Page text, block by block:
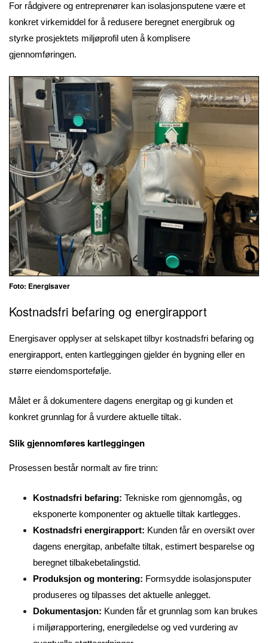
For rådgivere og entreprenører kan isolasjonsputene være et
konkret virkemiddel for å redusere beregnet energibruk og
styrke prosjektets miljøprofil uten å komplisere
gjennomføringen.
Foto: Energisaver
Kostnadsfri befaring og energirapport
Energisaver opplyser at selskapet tilbyr kostnadsfri befaring og
energirapport, enten kartleggingen gjelder én bygning eller en
større eiendomsportefølje.
Målet er å dokumentere dagens energitap og gi kunden et
konkret grunnlag for å vurdere aktuelle tiltak.
Slik gjennomføres kartleggingen
Prosessen består normalt av fire trinn:
Kostnadsfri befaring: Tekniske rom gjennomgås, og
eksponerte komponenter og aktuelle tiltak kartlegges.
Kostnadsfri energirapport: Kunden får en oversikt over
dagens energitap, anbefalte tiltak, estimert besparelse og
beregnet tilbakebetalingstid.
Produksjon og montering: Formsydde isolasjonsputer
produseres og tilpasses det aktuelle anlegget.
Dokumentasjon: Kunden får et grunnlag som kan brukes
i miljørapportering, energiledelse og ved vurdering av